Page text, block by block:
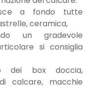
a fondo tutte
ceramica,
un gradevole
si consiglia
box doccia,
calcare, macchie